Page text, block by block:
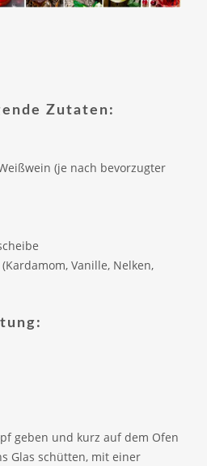
Zutaten:
(je nach bevorzugter
Vanille, Nelken,
geben und kurz auf dem Ofen
Glas schütten, mit einer